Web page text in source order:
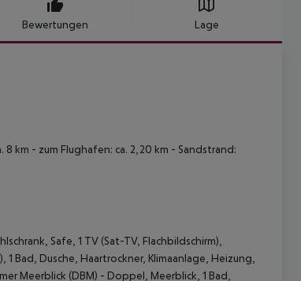
Bewertungen Lage
km - zum Flughafen: ca. 2,20 km - Sandstrand:
Safe, 1 TV (Sat-TV, Flachbildschirm),
Bad, Dusche, Haartrockner, Klimaanlage, Heizung,
Meerblick (DBM) - Doppel, Meerblick, 1 Bad,